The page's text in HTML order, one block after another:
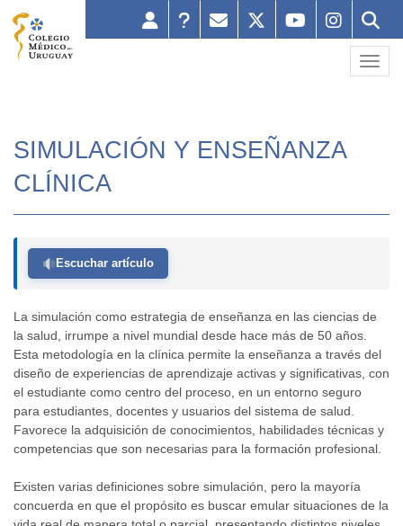
SIMULACIÓN Y ENSEÑANZA
CLÍNICA
Escuchar artículo
La simulación como estrategia de enseñanza en las ciencias de
la salud, irrumpe a nivel mundial desde hace más de 50 años.
Esta metodología en la clínica permite la enseñanza a través del
diseño de experiencias de aprendizaje activas y significativas, con
el estudiante como centro del proceso, en un entorno seguro
para estudiantes, docentes y usuarios del sistema de salud.
Favorece la adquisición de conocimientos, habilidades técnicas y
competencias que son necesarias para la formación profesional.
Existen varias definiciones sobre simulación, pero la mayoría
concuerda en que el propósito es buscar emular situaciones de la